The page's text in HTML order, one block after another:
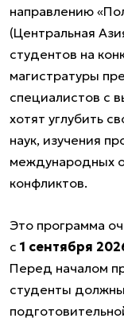
направлению
(Центральная
студентов на
магистратуры
специалистов с
хотят углубить
наук, изучения
международных
конфликтов.
Это программа
с 1 сентября
Перед началом
студенты должны